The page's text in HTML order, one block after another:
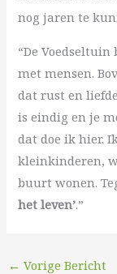
nog jaren te
“De
met mensen.
dat rust en
is eindig en je
dat doe ik hier.
kleinkinderen,
buurt wonen.
het leven’.”
← Vorige Bericht